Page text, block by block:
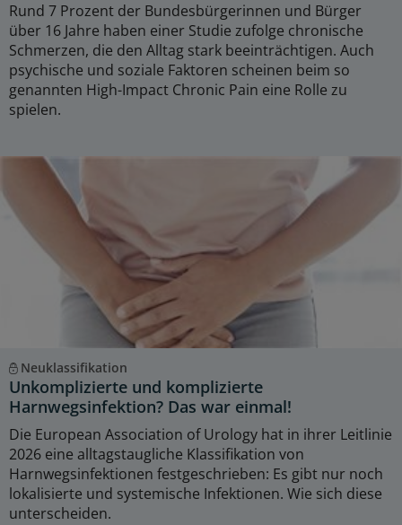
Rund 7 Prozent der Bundesbürgerinnen und Bürger
über 16 Jahre haben einer Studie zufolge chronische
Schmerzen, die den Alltag stark beeinträchtigen. Auch
psychische und soziale Faktoren scheinen beim so
genannten High-Impact Chronic Pain eine Rolle zu
spielen.
Neuklassifikation
Unkomplizierte und komplizierte
Harnwegsinfektion? Das war einmal!
Die European Association of Urology hat in ihrer Leitlinie
2026 eine alltagstaugliche Klassifikation von
Harnwegsinfektionen festgeschrieben: Es gibt nur noch
lokalisierte und systemische Infektionen. Wie sich diese
unterscheiden.